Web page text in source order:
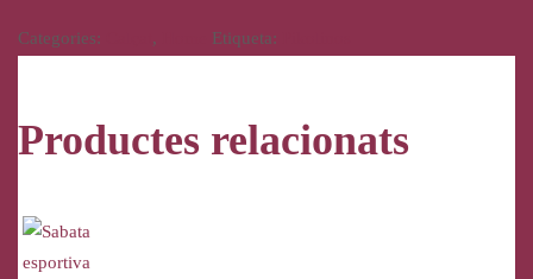
Categories: , Etiqueta:
Productes relacionats